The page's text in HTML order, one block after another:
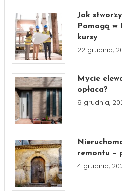
Jak
Pomogą w
kursy
22 grudnia,
Mycie
opłaca?
9 grudnia,
remontu –
4 grudnia,